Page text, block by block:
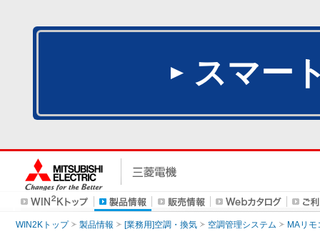
スマー
WIN2Kトップ 製品情報 [業務用]空調・換気 空調管理システム MAリモ